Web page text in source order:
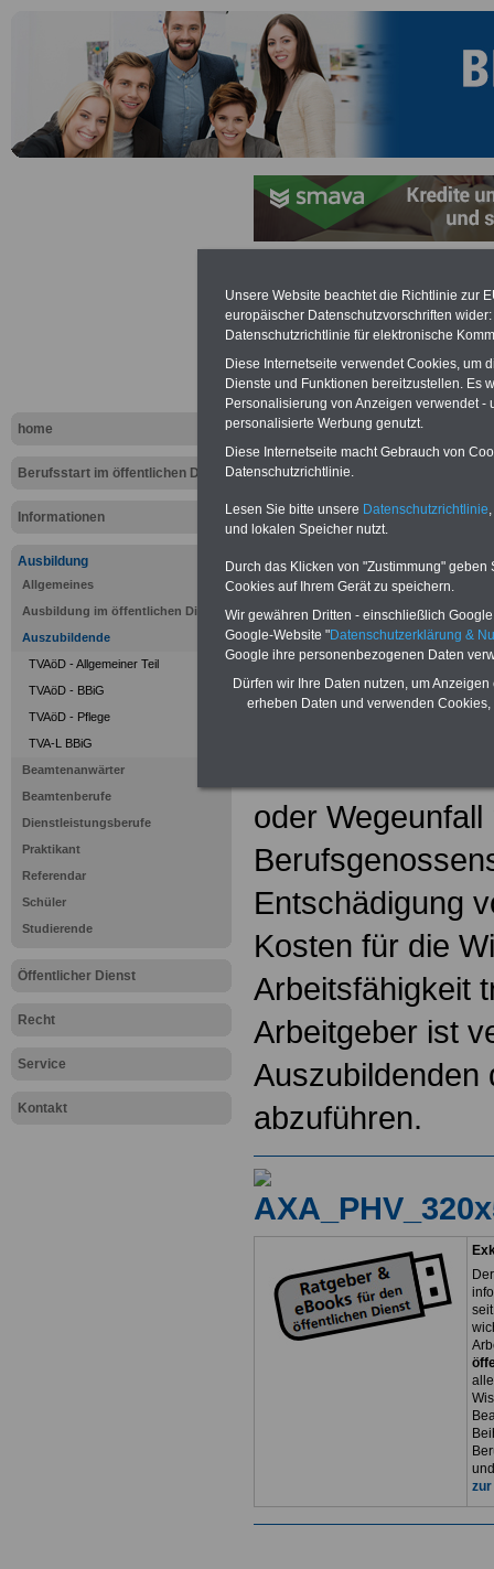
home
Berufsstart im öffentlichen Dienst
Informationen
Ausbildung
Allgemeines
Ausbildung im öffentlichen Dienst
Auszubildende
TVAöD - Allgemeiner Teil
TVAöD - BBiG
TVAöD - Pflege
TVA-L BBiG
Beamtenanwärter
Beamtenberufe
Dienstleistungsberufe
Praktikant
Referendar
Schüler
Studierende
Öffentlicher Dienst
Recht
Service
Kontakt
Sie interessieren sich für einen
öffentlichen Dienst? >>>
Stellenangebote
Die
oder
Entschädigung
Kosten für die
Arbeitsfähigkeit
Arbeitgeber ist
Auszubildenden
abzuführen.
Unsere Website beachtet die Richtlinie zur
europäischer Datenschutzvorschriften
Datenschutzrichtlinie für elektronische
Diese Internetseite verwendet Cookies, um
Dienste und Funktionen bereitzustellen. Es
Personalisierung von Anzeigen verwendet
personalisierte Werbung genutzt.
Diese Internetseite macht Gebrauch von
Datenschutzrichtlinie.
Lesen Sie bitte unsere Datenschutzrichtlinie
und lokalen Speicher nutzt.
Durch das Klicken von "Zustimmung"
Cookies auf Ihrem Gerät zu speichern.
Wir gewähren Dritten - einschließlich
Google-Website "Datenschutzerklärung &
Google ihre personenbezogenen Daten
Dürfen wir Ihre Daten nutzen, um
erheben Daten und verwenden